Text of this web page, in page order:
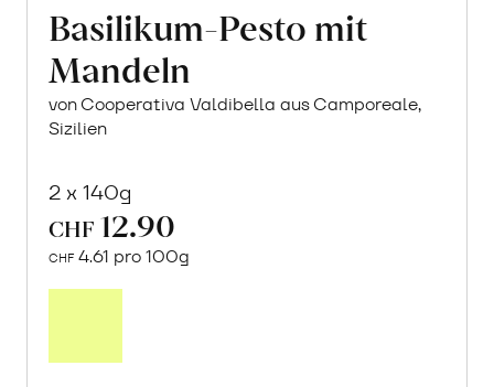
Basilikum-Pesto mit
Mandeln
von Cooperativa Valdibella aus Camporeale,
Sizilien
2 x 140g
CHF 12.90
CHF 4.61 pro 100g